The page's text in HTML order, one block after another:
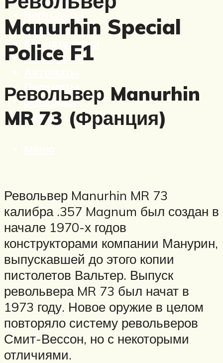
Корабли
Бронетехника
Пистолеты
Пулеметы
Винтовки
Ружья
Manurhin Special
Police F1
Револьвер Manurhin
MR 73 (Франция)
Револьвер Manurhin MR 73
калибра .357 Magnum был создан в
начале 1970-х годов
конструкторами компании Манурин,
выпускавшей до этого копии
пистолетов Вальтер. Выпуск
револьвера MR 73 был начат в
1973 году. Новое оружие в целом
повторяло систему револьверов
Смит-Вессон, но с некоторыми
отличиями.